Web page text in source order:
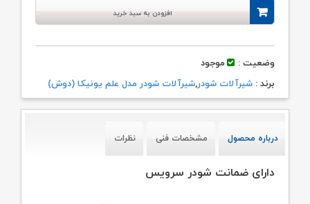
افزودن به سبد خرید
وضعیت :
موجود
برند : شیرآلات شودر,شیرآلات شودر مدل علم یونیکا (دوش)
درباره محصول مشخصات فنی نظرات
دارای ضمانت شودر سرویس